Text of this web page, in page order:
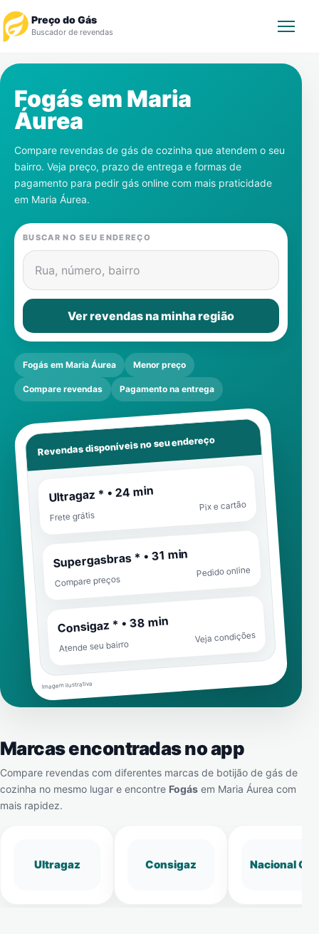
Preço do Gás
Buscador de revendas
Revendedor
Notícias
Cadastre-se
Gás
Contatos
Fogás em Maria
Áurea
Compare revendas de gás de cozinha que atendem o seu
bairro. Veja preço, prazo de entrega e formas de
pagamento para pedir gás online com mais praticidade
em Maria Áurea.
BUSCAR NO SEU ENDEREÇO
Rua, número, bairro
Ver revendas na minha região
Fogás em Maria Áurea Menor preço
Compare revendas Pagamento na entrega
Revendas disponíveis no seu endereço
Ultragaz * • 24 min
Frete grátis
Pix e cartão
Supergasbras * • 31 min
Compare preços
Pedido online
Consigaz * • 38 min
Atende seu bairro
Veja condições
Imagem ilustrativa
Marcas encontradas no app
Compare revendas com diferentes marcas de botijão de gás de
cozinha no mesmo lugar e encontre Fogás em Maria Áurea com
mais rapidez.
Ultragaz Consigaz Nacional Gás